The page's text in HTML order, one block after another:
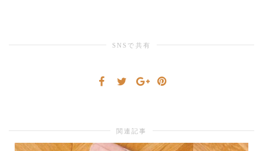
SNSで共有
関連記事